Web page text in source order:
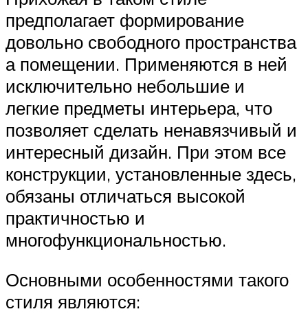
предполагает формирование
довольно свободного пространства
а помещении. Применяются в ней
исключительно небольшие и
легкие предметы интерьера, что
позволяет сделать ненавязчивый и
интересный дизайн. При этом все
конструкции, установленные здесь,
обязаны отличаться высокой
практичностью и
многофункциональностью.
Основными особенностями такого
стиля являются: